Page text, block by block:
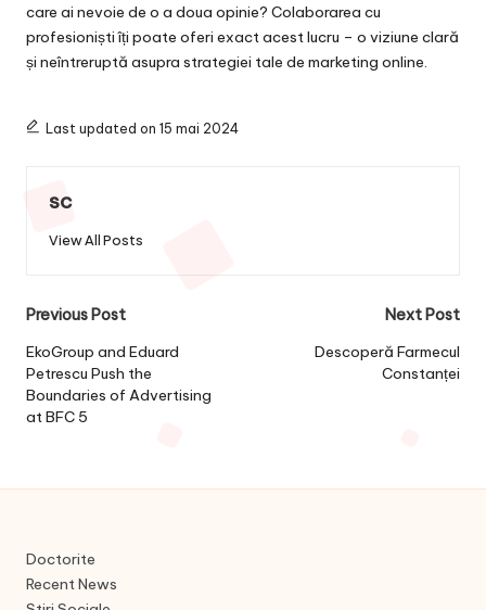
care ai nevoie de o a doua opinie? Colaborarea cu
profesioniști îți poate oferi exact acest lucru – o viziune clară
și neîntreruptă asupra strategiei tale de marketing online.
Last updated on 15 mai 2024
sc
View All Posts
Post
navigation
Previous Post
EkoGroup and Eduard
Petrescu Push the
Boundaries of Advertising
at BFC 5
Next Post
Descoperă Farmecul
Constanței
Doctorite
Recent News